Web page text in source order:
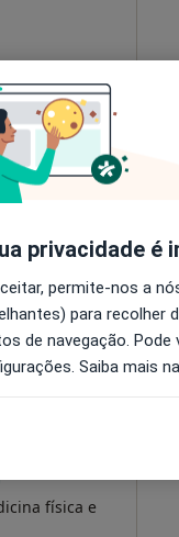
Saraiva
física e
Rua Manuel da Fonseca, lote 6 - Lj, C, Pinhal Novo • Mapa
física e
privacidade é
permite-nos a
para recolher
de navegação.
Saiba mais na